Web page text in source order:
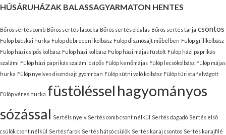
HÚSÁRUHÁZAK BALASSAGYARMATON HENTES
Bőrös sertés comb Bőrös sertés lapocka Bőrös sertés oldalas Bőrös sertés tarja csontos
Fülöp bácskai hurka Fülöp debreceni kolbász Fülöp disznósajt műbélben Fülöp grillkolbász
Fülöp házi csípős kolbász Fülöp házi kolbász Fülöp házi májas füstölt Fülöp házi paprikás
szalámi Fülöp házi paprikás szalámi csípős Fülöp kenőmájas Fülöp lecsókolbász Fülöp májas
hurka Fülöp nyelves disznósajt gyomrban Fülöp sütni való kolbász Fülöp túrista felvágott
Fülöp véres hurka füstöléssel hagyományos
sózással Sertéls nyelv Sertés comb csont nélkül Sertés dagadó Sertés első
csülök csont nélkül Sertés farok Sertés hátsó csülök Sertés karaj csontos Sertés karajfilé